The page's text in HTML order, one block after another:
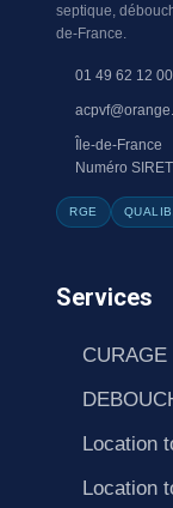
septique,
de-France.
01 49 62 12 00
Île-de-France
Numéro
RGE
Services
CURAGE
Location
Location